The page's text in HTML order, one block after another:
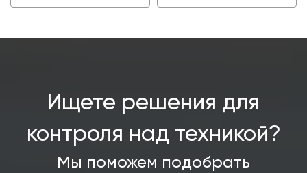
Ищете решения для
контроля над техникой?
Мы поможем подобрать